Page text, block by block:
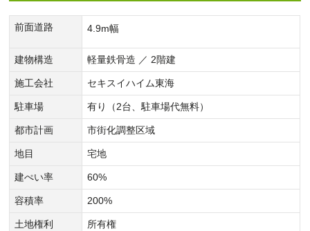
前面道路 4.9m幅
建物構造 軽量鉄骨造 ／ 2階建
施工会社 セキスイハイム東海
駐車場 有り（2台、駐車場代無料）
都市計画 市街化調整区域
地目 宅地
建ぺい率 60%
容積率 200%
土地権利 所有権